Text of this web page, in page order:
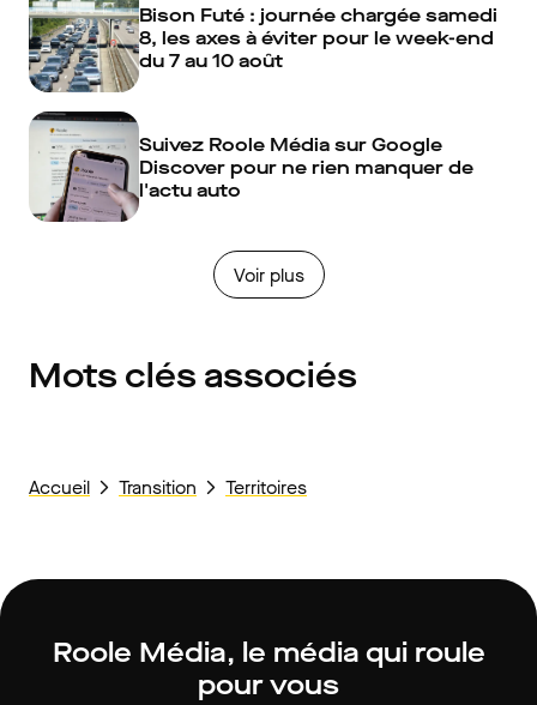
Bison Futé : journée chargée samedi
8, les axes à éviter pour le week-end
du 7 au 10 août
Suivez Roole Média sur Google
Discover pour ne rien manquer de
l'actu auto
Voir plus
Mots clés associés
Accueil Transition Territoires
Roole Média, le média qui roule
pour vous